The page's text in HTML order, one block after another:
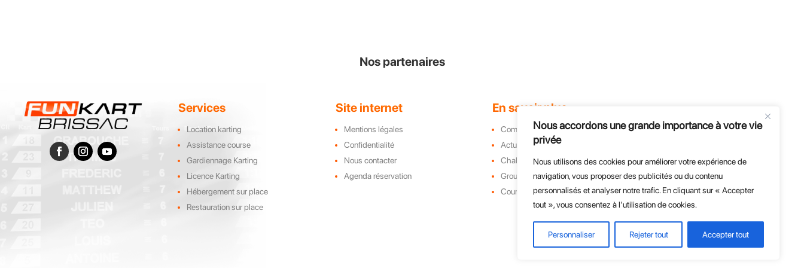
Nous accordons une grande importance à votre vie
privée
Nous utilisons des cookies pour améliorer votre expérience de
navigation, vous proposer des publicités ou du contenu
personnalisés et analyser notre trafic. En cliquant sur « Accepter
tout », vous consentez à l'utilisation de cookies.
Personnaliser Rejeter tout Accepter tout
Nos partenaires
Services
Location karting
Assistance course
Gardiennage Karting
Licence Karting
Hébergement sur place
Restauration sur place
Site internet
Mentions légales
Confidentialité
Nous contacter
Agenda réservation
En savoir plus
Complexe
Actualités et évènements
Challenges
Groupe, CE et Entreprises
Course d'endurance